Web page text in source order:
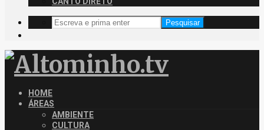
Pesquisar
HOME
ÁREAS
AMBIENTE
CULTURA